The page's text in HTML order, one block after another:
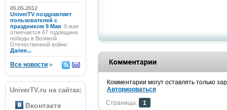
05.05.2012
UniverTV поздравляет
пользователей с
праздником 9 Мая 9 мая
отмечается 67 годовщина
победы в Великой
Отечественной войне.
Далее...
Все новости »
UniverTV.ru на сайтах:
Вконтакте
Комментарии могут оставлять только
Авторизоваться
Страницы:
1